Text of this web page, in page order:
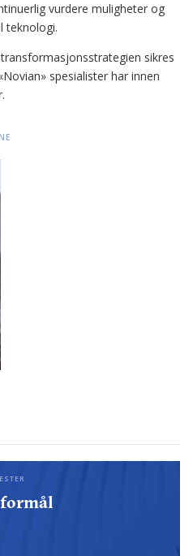
vurdere muligheter og
teknologi.
sikres
spesialister har innen